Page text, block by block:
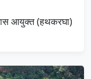
आयुक्त (हथकरघा)